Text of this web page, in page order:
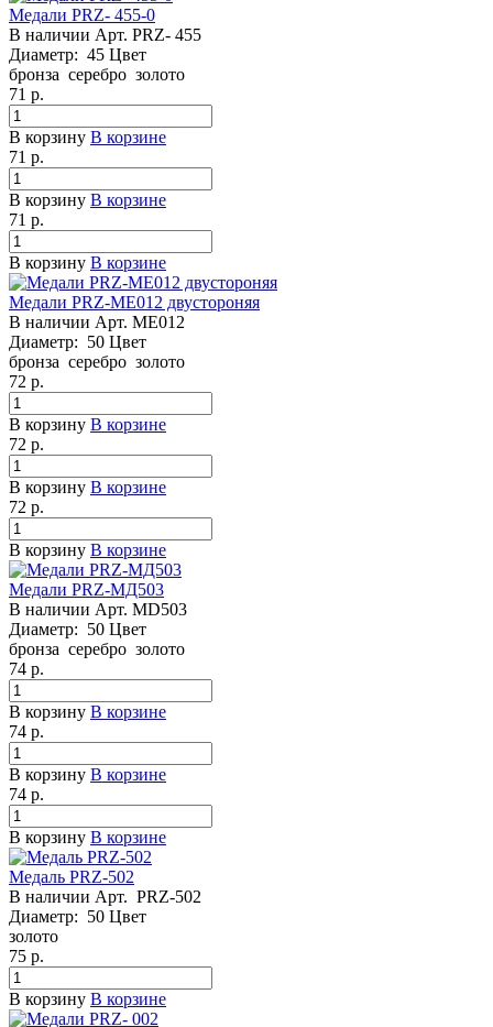
Медали PRZ- 455-0
В наличии Арт. PRZ- 455
Диаметр: 45 Цвет
бронза серебро золото
71 р.
В корзину В корзине
71 р.
В корзину В корзине
71 р.
В корзину В корзине
Медали PRZ-ME012 двустороняя
В наличии Арт. ME012
Диаметр: 50 Цвет
бронза серебро золото
72 р.
В корзину В корзине
72 р.
В корзину В корзине
72 р.
В корзину В корзине
Медали PRZ-МД503
В наличии Арт. MD503
Диаметр: 50 Цвет
бронза серебро золото
74 р.
В корзину В корзине
74 р.
В корзину В корзине
74 р.
В корзину В корзине
Медаль PRZ-502
В наличии Арт. PRZ-502
Диаметр: 50 Цвет
золото
75 р.
В корзину В корзине